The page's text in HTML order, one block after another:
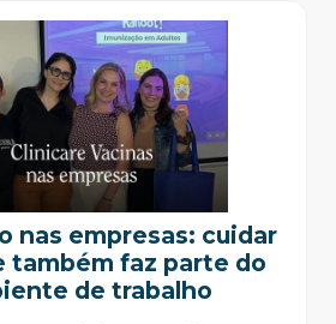
nas empresas: cuidar
também faz parte do
de trabalho